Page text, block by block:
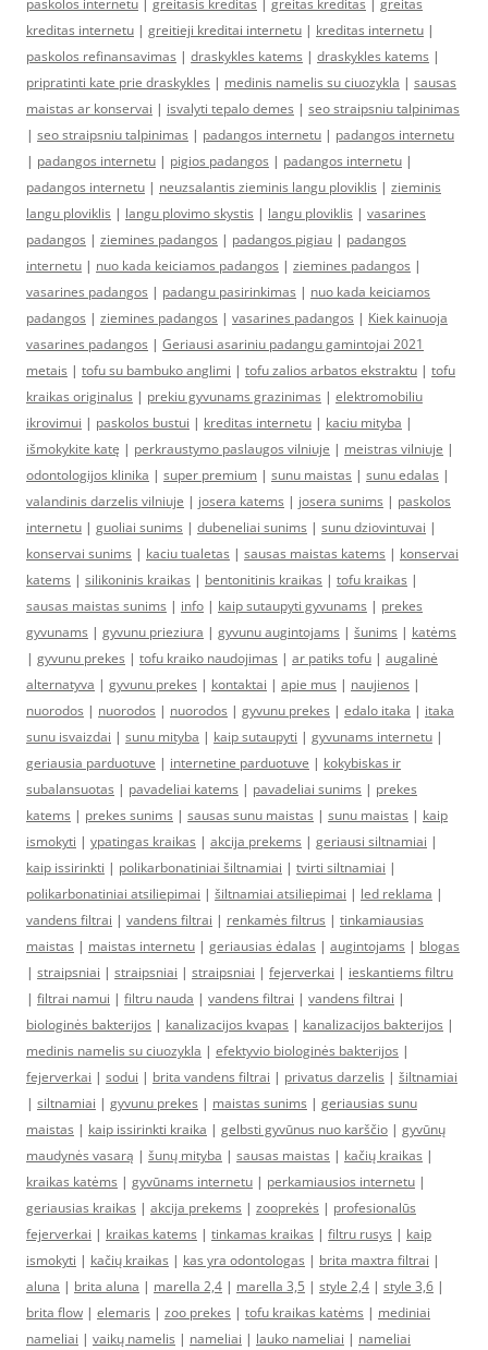
paskolos internetu greitasis kreditas greitas kreditas
greitas
kreditas internetu | greitieji kreditai internetu | kreditas internetu |
paskolos refinansavimas | draskykles katems | draskykles katems |
pripratinti kate prie draskykles | medinis namelis su ciuozykla | sausas
maistas ar konservai | isvalyti tepalo demes | seo straipsniu talpinimas
| seo straipsniu talpinimas | padangos internetu | padangos internetu
| padangos internetu | pigios padangos | padangos internetu |
padangos internetu | neuzsalantis zieminis langu ploviklis | zieminis
langu ploviklis | langu plovimo skystis | langu ploviklis | vasarines
padangos | ziemines padangos | padangos pigiau | padangos
internetu | nuo kada keiciamos padangos | ziemines padangos |
vasarines padangos | padangu pasirinkimas | nuo kada keiciamos
padangos | ziemines padangos | vasarines padangos | Kiek kainuoja
vasarines padangos | Geriausi asariniu padangu gamintojai 2021
metais | tofu su bambuko anglimi | tofu zalios arbatos ekstraktu | tofu
kraikas originalus | prekiu gyvunams grazinimas | elektromobiliu
ikrovimui | paskolos bustui | kreditas internetu | kaciu mityba |
išmokykite katę | perkraustymo paslaugos vilniuje | meistras vilniuje |
odontologijos klinika | super premium | sunu maistas | sunu edalas |
valandinis darzelis vilniuje | josera katems | josera sunims | paskolos
internetu | guoliai sunims | dubeneliai sunims | sunu dziovintuvai |
konservai sunims | kaciu tualetas | sausas maistas katems | konservai
katems | silikoninis kraikas | bentonitinis kraikas | tofu kraikas |
sausas maistas sunims | info | kaip sutaupyti gyvunams | prekes
gyvunams | gyvunu prieziura | gyvunu augintojams | šunims | katėms
| gyvunu prekes | tofu kraiko naudojimas | ar patiks tofu | augalinė
alternatyva | gyvunu prekes | kontaktai | apie mus | naujienos |
nuorodos | nuorodos | nuorodos | gyvunu prekes | edalo itaka | itaka
sunu isvaizdai | sunu mityba | kaip sutaupyti | gyvunams internetu |
geriausia parduotuve | internetine parduotuve | kokybiskas ir
subalansuotas | pavadeliai katems | pavadeliai sunims | prekes
katems | prekes sunims | sausas sunu maistas | sunu maistas | kaip
ismokyti | ypatingas kraikas | akcija prekems | geriausi siltnamiai |
kaip issirinkti | polikarbonatiniai šiltnamiai | tvirti siltnamiai |
polikarbonatiniai atsiliepimai | šiltnamiai atsiliepimai | led reklama |
vandens filtrai | vandens filtrai | renkamės filtrus | tinkamiausias
maistas | maistas internetu | geriausias ėdalas | augintojams | blogas
| straipsniai | straipsniai | straipsniai | fejerverkai | ieskantiems filtru
| filtrai namui | filtru nauda | vandens filtrai | vandens filtrai |
biologinės bakterijos | kanalizacijos kvapas | kanalizacijos bakterijos |
medinis namelis su ciuozykla | efektyvio biologinės bakterijos |
fejerverkai | sodui | brita vandens filtrai | privatus darzelis | šiltnamiai
| siltnamiai | gyvunu prekes | maistas sunims | geriausias sunu
maistas | kaip issirinkti kraika | gelbsti gyvūnus nuo karščio | gyvūnų
maudynės vasarą | šunų mityba | sausas maistas | kačių kraikas |
kraikas katėms | gyvūnams internetu | perkamiausios internetu |
geriausias kraikas | akcija prekems | zooprekės | profesionalūs
fejerverkai | kraikas katems | tinkamas kraikas | filtru rusys | kaip
ismokyti | kačių kraikas | kas yra odontologas | brita maxtra filtrai |
aluna | brita aluna | marella 2,4 | marella 3,5 | style 2,4 | style 3,6 |
brita flow | elemaris | zoo prekes | tofu kraikas katėms | mediniai
nameliai | vaikų namelis | nameliai | lauko nameliai | nameliai